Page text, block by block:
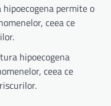
permite o
ceea ce
hipoecogena
ceea ce